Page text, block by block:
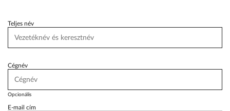
Toyota Schiller
VW Service Schiller
Teljes név
Cégnév
Opcionális
E-mail cím